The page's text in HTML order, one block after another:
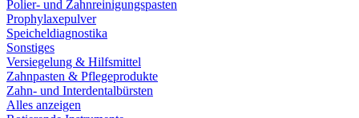
Polier- und Zahnreinigungspasten
Prophylaxepulver
Speicheldiagnostika
Sonstiges
Versiegelung & Hilfsmittel
Zahnpasten & Pflegeprodukte
Zahn- und Interdentalbürsten
Alles anzeigen